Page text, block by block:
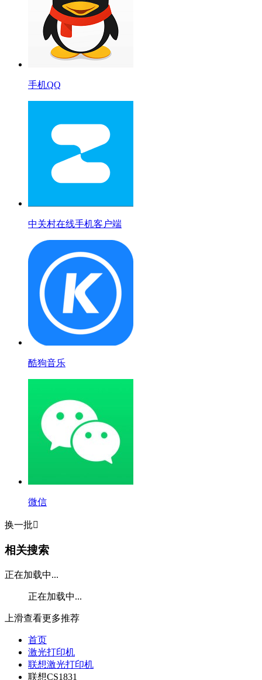
手机QQ
中关村在线手机客户端
酷狗音乐
微信
换一批
相关搜索
正在加载中...
正在加载中...
上滑查看更多推荐
首页
激光打印机
联想激光打印机
联想CS1831